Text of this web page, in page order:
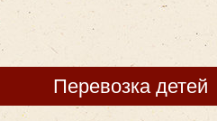
Перевозка детей